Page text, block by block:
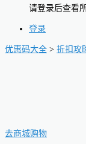
请登录后查看
登录
优惠码大全 > 折扣攻
去商城购物